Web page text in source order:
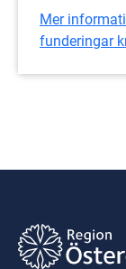
Mer
funderingar